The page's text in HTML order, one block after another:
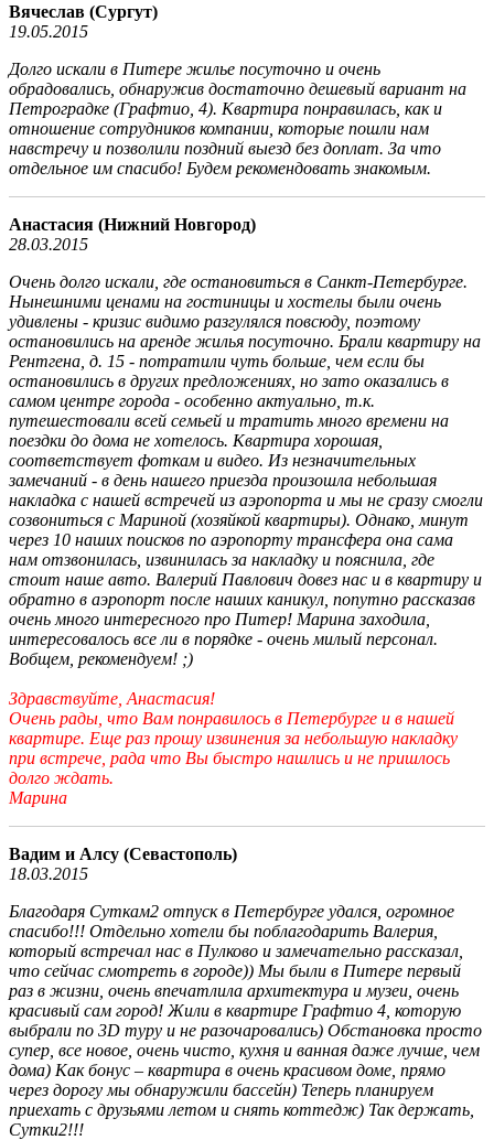
Вячеслав (Сургут)
19.05.2015
Долго искали в Питере жилье посуточно и очень
обрадовались, обнаружив достаточно дешевый вариант на
Петроградке (Графтио, 4). Квартира понравилась, как и
отношение сотрудников компании, которые пошли нам
навстречу и позволили поздний выезд без доплат. За что
отдельное им спасибо! Будем рекомендовать знакомым.
Анастасия (Нижний Новгород)
28.03.2015
Очень долго искали, где остановиться в Санкт-Петербурге.
Нынешними ценами на гостиницы и хостелы были очень
удивлены - кризис видимо разгулялся повсюду, поэтому
остановились на аренде жилья посуточно. Брали квартиру на
Рентгена, д. 15 - потратили чуть больше, чем если бы
остановились в других предложениях, но зато оказались в
самом центре города - особенно актуально, т.к.
путешестовали всей семьей и тратить много времени на
поездки до дома не хотелось. Квартира хорошая,
соответствует фоткам и видео. Из незначительных
замечаний - в день нашего приезда произошла небольшая
накладка с нашей встречей из аэропорта и мы не сразу смогли
созвониться с Мариной (хозяйкой квартиры). Однако, минут
через 10 наших поисков по аэропорту трансфера она сама
нам отзвонилась, извинилась за накладку и пояснила, где
стоит наше авто. Валерий Павлович довез нас и в квартиру и
обратно в аэропорт после наших каникул, попутно рассказав
очень много интересного про Питер! Марина заходила,
интересовалось все ли в порядке - очень милый персонал.
Вобщем, рекомендуем! ;)
Здравствуйте, Анастасия!
Очень рады, что Вам понравилось в Петербурге и в нашей
квартире. Еще раз прошу извинения за небольшую накладку
при встрече, рада что Вы быстро нашлись и не пришлось
долго ждать.
Марина
Вадим и Алсу (Севастополь)
18.03.2015
Благодаря Суткам2 отпуск в Петербурге удался, огромное
спасибо!!! Отдельно хотели бы поблагодарить Валерия,
который встречал нас в Пулково и замечательно рассказал,
что сейчас смотреть в городе)) Мы были в Питере первый
раз в жизни, очень впечатлила архитектура и музеи, очень
красивый сам город! Жили в квартире Графтио 4, которую
выбрали по 3D туру и не разочаровались) Обстановка просто
супер, все новое, очень чисто, кухня и ванная даже лучше, чем
дома) Как бонус – квартира в очень красивом доме, прямо
через дорогу мы обнаружили бассейн) Теперь планируем
приехать с друзьями летом и снять коттедж) Так держать,
Сутки2!!!